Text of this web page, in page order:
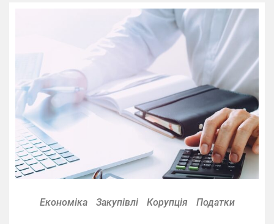
Економіка Закупівлі Корупція Податки